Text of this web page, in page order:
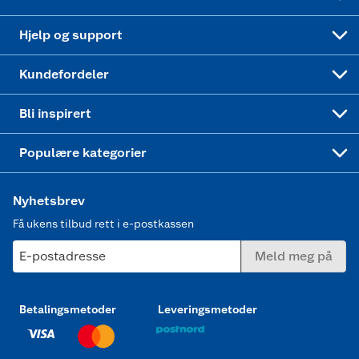
Hjelp og support
Kundefordeler
Bli inspirert
Populære kategorier
Nyhetsbrev
Få ukens tilbud rett i e-postkassen
E-postadresse Meld meg på
Betalingsmetoder Leveringsmetoder